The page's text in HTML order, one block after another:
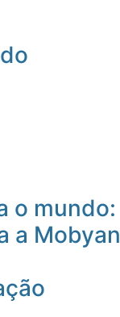
o mundo:
a Mobyan